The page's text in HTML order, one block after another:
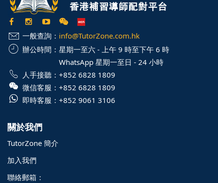
一般查詢： info@TutorZone.com.hk
辦公時間： 星期一至六 - 上午 9 時至下午 6 時
WhatsApp 星期一至日 - 24 小時
人手接聽： +852 6828 1809
微信客服： +852 6828 1809
即時客服： +852 9061 3106
關於我們
TutorZone 簡介
加入我們
聯絡郵箱：